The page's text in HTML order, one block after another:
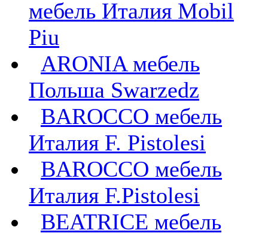
мебель Италия Mobil
Piu
ARONIA мебель
Польша Swarzedz
BAROCCO мебель
Италия F. Pistolesi
BAROCCO мебель
Италия F.Pistolesi
BEATRICE мебель